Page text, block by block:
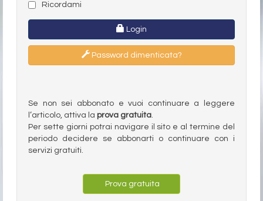
Ricordami
Login
Password dimenticata?
Se non sei abbonato e vuoi continuare a leggere
l’articolo, attiva la prova gratuita.
Per sette giorni potrai navigare il sito e al termine del
periodo decidere se abbonarti o continuare con i
servizi gratuiti.
Prova gratuita